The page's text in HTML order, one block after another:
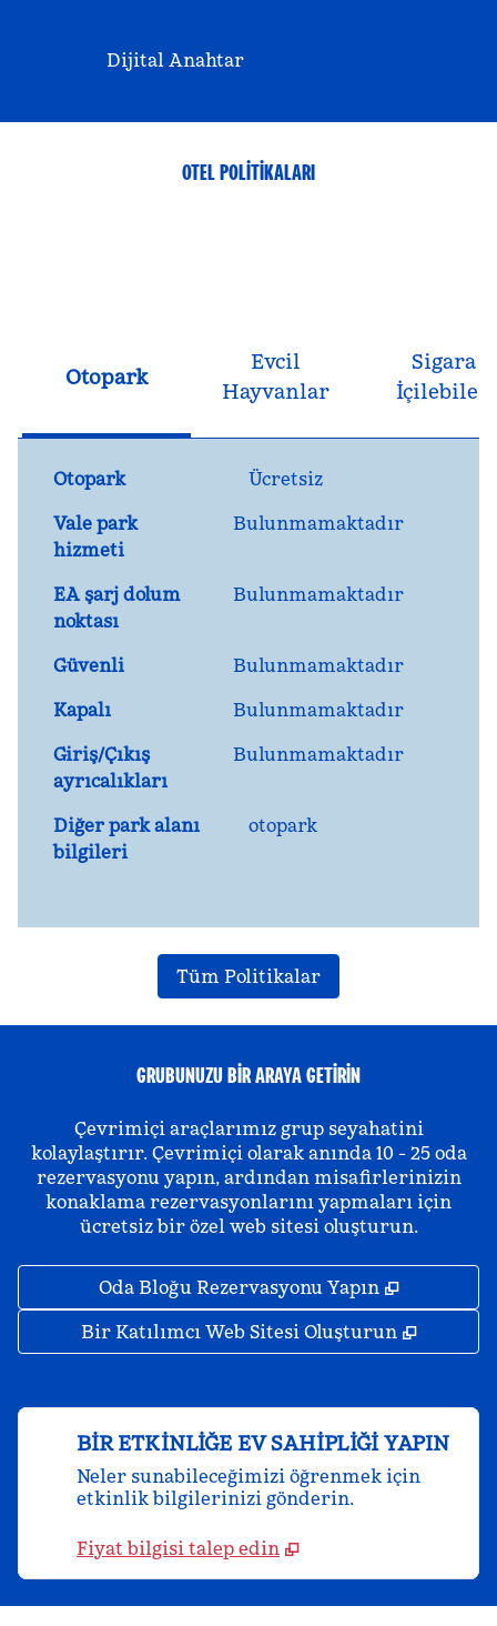
Dijital Anahtar
OTEL POLITIKALARI
Otopark
Evcil
Hayvanlar
Sigara
İçilebilen
Otopark
Ücretsiz
Vale park
hizmeti
Bulunmamaktadır
EA şarj dolum
noktası
Bulunmamaktadır
Güvenli
Bulunmamaktadır
Kapalı
Bulunmamaktadır
Giriş/Çıkış
ayrıcalıkları
Bulunmamaktadır
Diğer park alanı
bilgileri
otopark
Tüm Politikalar
GRUBUNUZU BIR ARAYA GETIRIN
Çevrimiçi araçlarımız grup seyahatini
kolaylaştırır. Çevrimiçi olarak anında 10 - 25 oda
rezervasyonu yapın, ardından misafirlerinizin
konaklama rezervasyonlarını yapmaları için
ücretsiz bir özel web sitesi oluşturun.
Oda Bloğu Rezervasyonu Yapın ,
Bir Katılımcı Web Sitesi Oluşturun ,
BIR ETKINLIĞE EV SAHIPLIĞI YAPIN
Neler sunabileceğimizi öğrenmek için
etkinlik bilgilerinizi gönderin.
Fiyat bilgisi talep edin